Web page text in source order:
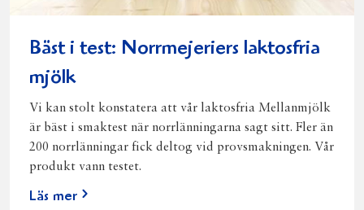
Bäst i test: Norrmejeriers laktosfria
mjölk
Vi kan stolt konstatera att vår laktosfria Mellanmjölk
är bäst i smaktest när norrlänningarna sagt sitt. Fler än
200 norrlänningar fick deltog vid provsmakningen. Vår
produkt vann testet.
Läs mer